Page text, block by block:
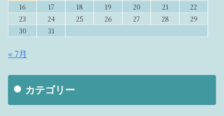
16
17 18 19 20 21
22
23
24 25 26 27 28
29
30
31
« 7月
カテゴリー